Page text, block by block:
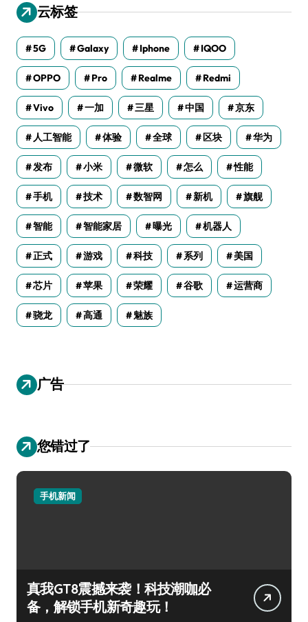
云标签
5G Galaxy Iphone IQOO
OPPO Pro Realme Redmi
Vivo 一加 三星 中国 京东
人工智能 体验 全球 区块 华为
发布 小米 微软 怎么 性能
手机 技术 数智网 新机 旗舰
智能 智能家居 曝光 机器人
正式 游戏 科技 系列 美国
芯片 苹果 荣耀 谷歌 运营商
骁龙 高通 魅族
广告
您错过了
手机新闻
真我GT8震撼来袭！科技潮咖必
备，解锁手机新奇趣玩！